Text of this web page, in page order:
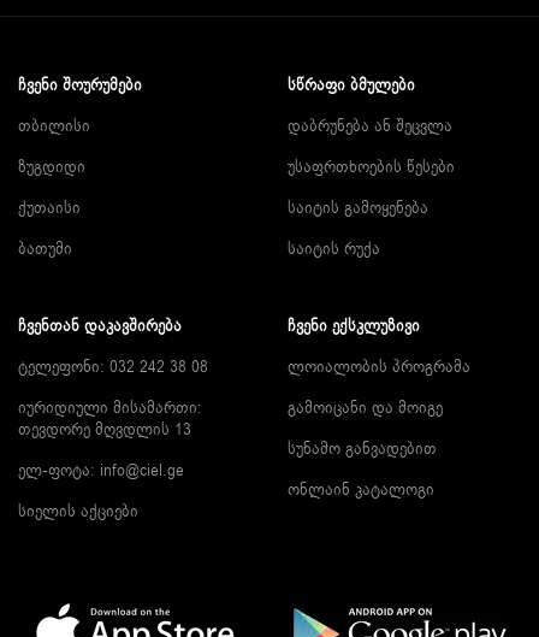
ᲩᲕᲔᲜᲘ ᲨᲝᲣᲠᲣᲛᲔᲑᲘ
თბილისი
ზუგდიდი
ქუთაისი
ბათუმი
ᲡᲬᲠᲐᲤᲘ ᲑᲛᲣᲚᲔᲑᲘ
დაბრუნება ან შეცვლა
უსაფრთხოების წესები
საიტის გამოყენება
საიტის რუქა
ᲩᲕᲔᲜᲗᲐᲜ ᲓᲐᲙᲐᲕᲨᲘᲠᲔᲑᲐ
ტელეფონი: 032 242 38 08
იურიდიული მისამართი:
თევდორე მღვდლის 13
ელ-ფოტა: info@ciel.ge
სიელის აქციები
ᲩᲕᲔᲜᲘ ᲔᲥᲡᲙᲚᲣᲖᲘᲕᲘ
ლოიალობის პროგრამა
გამოიცანი და მოიგე
სუნამო განვადებით
ონლაინ კატალოგი